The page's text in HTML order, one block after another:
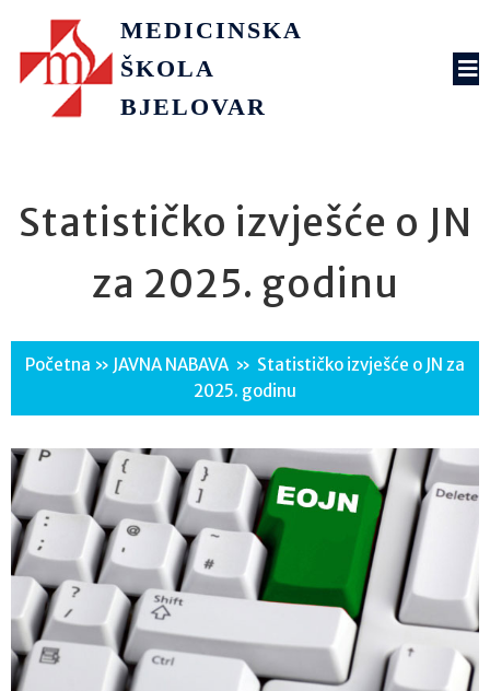
MEDICINSKA
ŠKOLA
BJELOVAR
Statističko izvješće o JN
za 2025. godinu
Početna » JAVNA NABAVA » Statističko izvješće o JN za
2025. godinu